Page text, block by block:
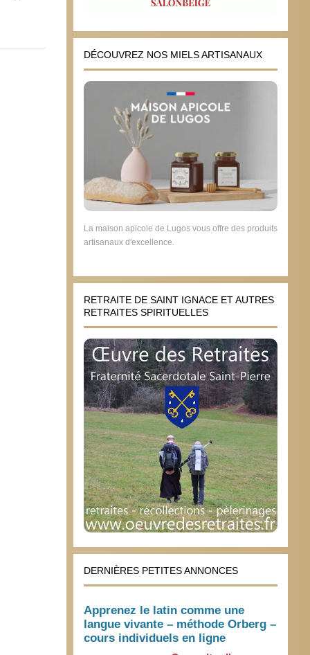
DÉCOUVREZ NOS MIELS ARTISANAUX
La maison apicole de Lugos vous offre des produits
artisanaux d'excellence.
RETRAITE DE SAINT IGNACE ET AUTRES
RETRAITES SPIRITUELLES
DERNIÈRES PETITES ANNONCES
Apprenez le latin comme une
langue vivante – méthode Orberg –
cours individuels en ligne